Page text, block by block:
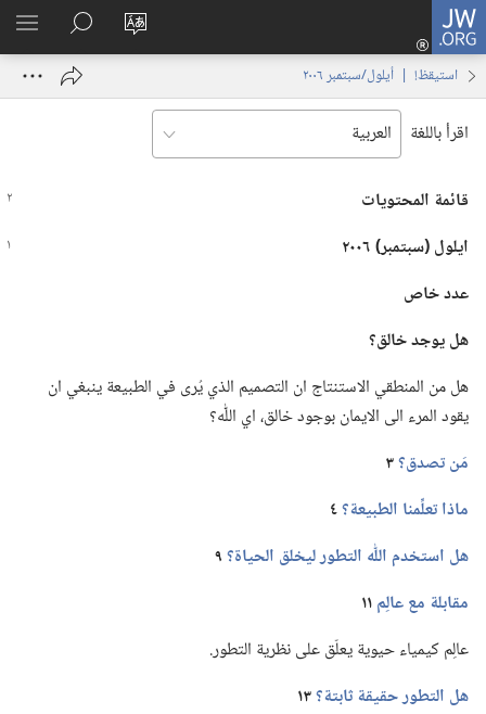
JW.ORG
تغيير
الموقع
تسجيل
الدخول
نافذة
البحث
في
JW.‎ORG
استيقظ‏!‏ | ‏‎أيلول/سبتمبر‏ ‏‎٢٠٠٦‏
اقرأ باللغة
قائمة المحتويات
ايلول (‏سبتمبر)‏ ٢٠٠٦
عددخاص
هل يوجد خالق؟‏
هل من المنطقي الاستنتاج ان التصميم الذي يُرى في الطبيعة ينبغي ان
يقود المرء الى الايمان بوجود خالق،‏ اي اللّٰه؟‏
مَن تصدق؟‏٣
ماذا تعلِّمنا الطبيعة؟‏٤
هل استخدم اللّٰه التطور ليخلق الحياة؟‏٩
مقابلة مع عالِم١١
عالِم كيمياء حيوية يعلّق على نظرية التطور.‏
هل التطور حقيقة ثابتة؟‏١٣